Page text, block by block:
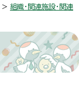
> 組織・関連施設・関連